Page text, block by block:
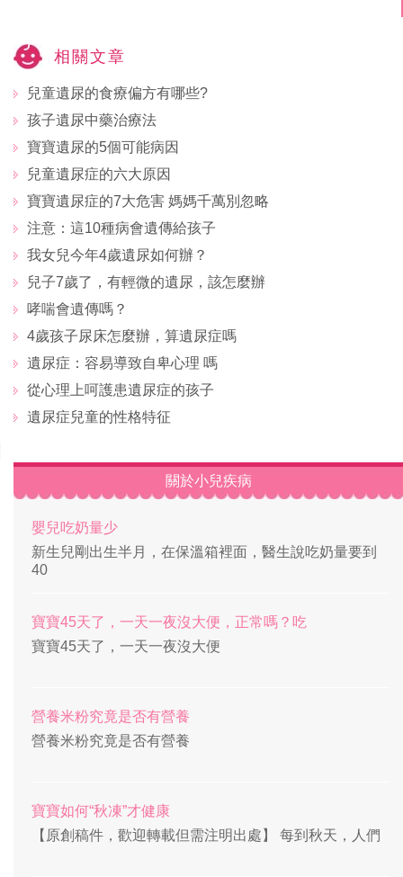
相關文章
兒童遺尿的食療偏方有哪些?
孩子遺尿中藥治療法
寶寶遺尿的5個可能病因
兒童遺尿症的六大原因
寶寶遺尿症的7大危害 媽媽千萬別忽略
注意：這10種病會遺傳給孩子
我女兒今年4歲遺尿如何辦？
兒子7歲了，有輕微的遺尿，該怎麼辦
哮喘會遺傳嗎？
4歲孩子尿床怎麼辦，算遺尿症嗎
遺尿症：容易導致自卑心理 嗎
從心理上呵護患遺尿症的孩子
遺尿症兒童的性格特征
關於小兒疾病
嬰兒吃奶量少
新生兒剛出生半月，在保溫箱裡面，醫生說吃奶量要到
40
寶寶45天了，一天一夜沒大便，正常嗎？吃
寶寶45天了，一天一夜沒大便
營養米粉究竟是否有營養
營養米粉究竟是否有營養
寶寶如何“秋凍”才健康
【原創稿件，歡迎轉載但需注明出處】 每到秋天，人們